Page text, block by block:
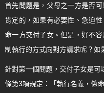
首先問題是，父母之一方是否
肯定的，如果有必要性、急迫
命一方交付子女。但是，好不
制執行的方式向對方請求呢？如
針對第一個問題，交付子女是
條第3項規定：「執行名義，係